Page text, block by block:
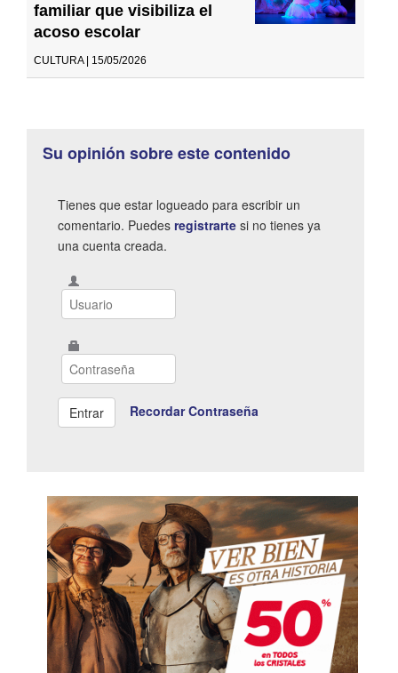
familiar que visibiliza el
acoso escolar
CULTURA | 15/05/2026
Su opinión sobre este contenido
Tienes que estar logueado para escribir un
comentario. Puedes registrarte si no tienes ya
una cuenta creada.
Recordar Contraseña